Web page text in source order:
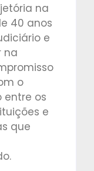
na
40 anos
e
na
o
os
e
que